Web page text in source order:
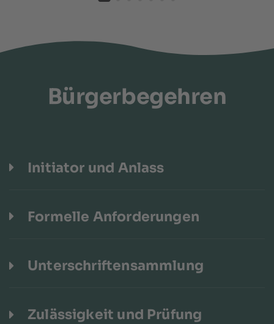
Bürgerbegehren
Initiator und Anlass
Formelle Anforderungen
Unterschriftensammlung
Zulässigkeit und Prüfung